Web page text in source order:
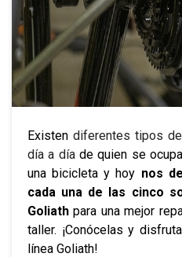
Existen diferentes tipos
día a díade quien se
una bicicleta y hoy nos
cada una de las cinco
Goliath para una mejor
taller. ¡Conócelas y
línea Goliath!